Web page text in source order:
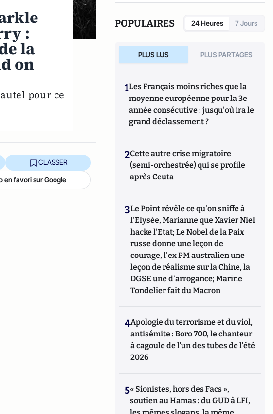
:
la
on
pour ce
CLASSER
en favori sur Google
POPULAIRES 24 Heures 7 Jours
PLUS LUS PLUS PARTAGES
1Les Français moins riches que la
moyenne européenne pour la 3e
année consécutive : jusqu'où ira le
grand déclassement ?
2Cette autre crise migratoire
(semi-orchestrée) qui se profile
après Ceuta
3Le Point révèle ce qu'on sniffe à
l'Elysée, Marianne que Xavier Niel
hacke l'Etat; Le Nobel de la Paix
russe donne une leçon de
courage, l'ex PM australien une
leçon de réalisme sur la Chine, la
DGSE une d'arrogance; Marine
Tondelier fait du Macron
4Apologie du terrorisme et du viol,
antisémite : Boro 700, le chanteur
à cagoule de l’un des tubes de l’été
2026
5« Sionistes, hors des Facs »,
soutien au Hamas : du GUD à LFI,